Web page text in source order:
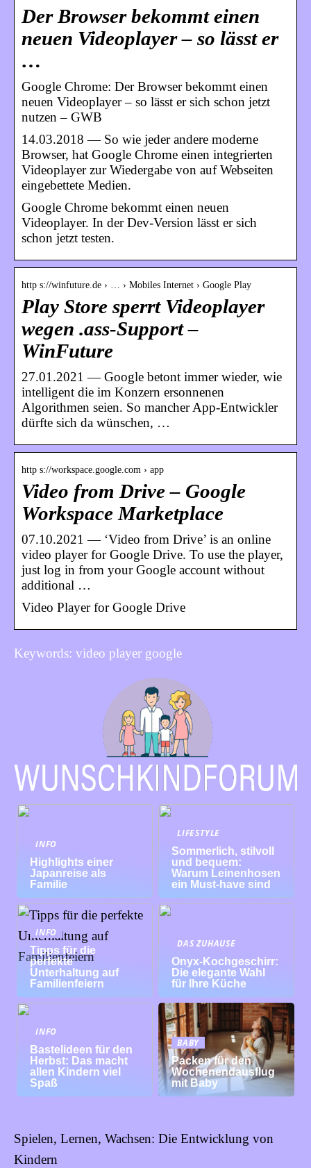
Der Browser bekommt einen
neuen Videoplayer – so lässt er
…
Google Chrome: Der Browser bekommt einen
neuen Videoplayer – so lässt er sich schon jetzt
nutzen – GWB
14.03.2018 — So wie jeder andere moderne
Browser, hat Google Chrome einen integrierten
Videoplayer zur Wiedergabe von auf Webseiten
eingebettete Medien.
Google Chrome bekommt einen neuen
Videoplayer. In der Dev-Version lässt er sich
schon jetzt testen.
http s://winfuture.de › … › Mobiles Internet › Google Play
Play Store sperrt Videoplayer
wegen .ass-Support –
WinFuture
27.01.2021 — Google betont immer wieder, wie
intelligent die im Konzern ersonnenen
Algorithmen seien. So mancher App-Entwickler
dürfte sich da wünschen, …
http s://workspace.google.com › app
Video from Drive – Google
Workspace Marketplace
07.10.2021 — ‘Video from Drive’ is an online
video player for Google Drive. To use the player,
just log in from your Google account without
additional …
Video Player for Google Drive
Keywords: video player google
INFO
Highlights einer
Japanreise als
Familie
LIFESTYLE
Sommerlich, stilvoll
und bequem:
Warum Leinenhosen
ein Must-have sind
INFO
Tipps für die
perfekte
Unterhaltung auf
Familienfeiern
DAS ZUHAUSE
Onyx-Kochgeschirr:
Die elegante Wahl
für Ihre Küche
INFO
Bastelideen für den
Herbst: Das macht
allen Kindern viel
Spaß
BABY
Packen für den
Wochenendausflug
mit Baby
Spielen, Lernen, Wachsen: Die Entwicklung von
Kindern